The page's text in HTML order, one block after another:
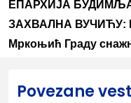
ЕПАРХИЈА
ЗАХВАЛНА ВУЧИЋУ:
Мркоњић Граду
Povezane